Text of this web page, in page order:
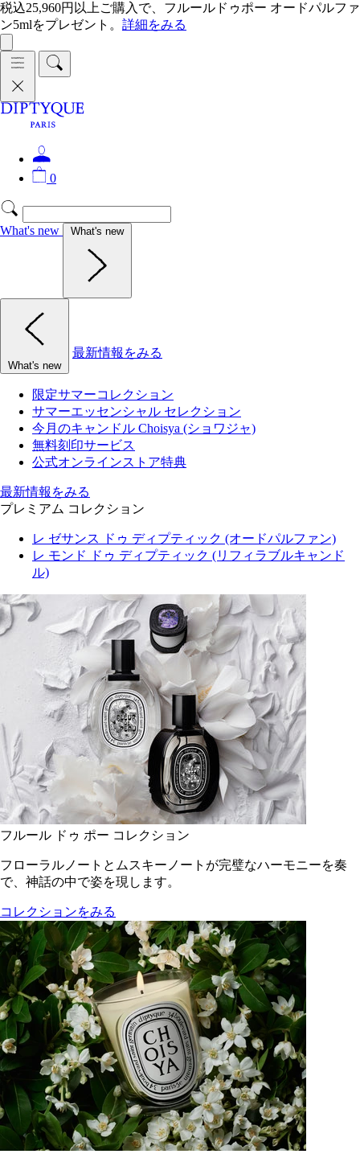
税込25,960円以上ご購入で、フルールドゥポー オードパルファ
ン5mlをプレゼント。 詳細をみる
0
What's new What's new
What's new
最新情報をみる
限定サマーコレクション
サマーエッセンシャル セレクション
今月のキャンドル Choisya (ショワジャ)
無料刻印サービス
公式オンラインストア特典
最新情報をみる
プレミアム コレクション
レ ゼサンス ドゥ ディプティック (オードパルファン)
レ モンド ドゥ ディプティック (リフィラブルキャンド
ル)
フルール ドゥ ポー コレクション
フローラルノートとムスキーノートが完璧なハーモニーを奏
で、神話の中で姿を現します。
コレクションをみる